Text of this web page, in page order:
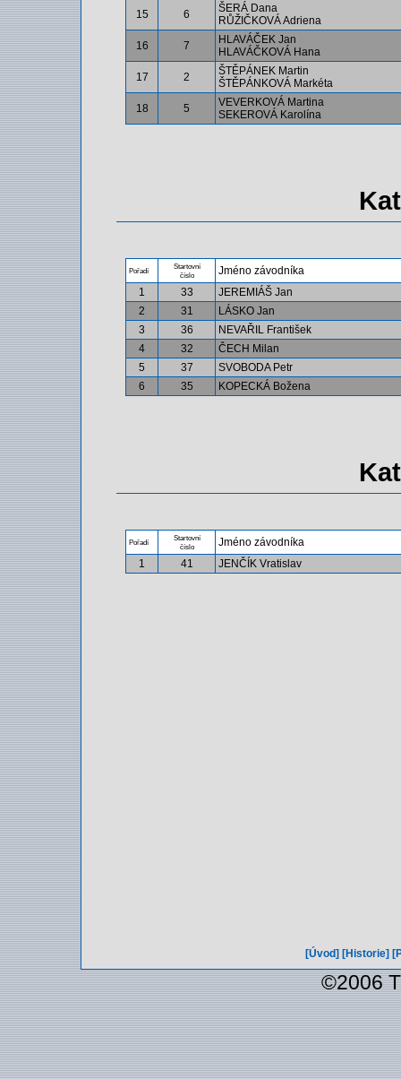
15
6
ŠERÁ Dana
RŮŽIČKOVÁ Adriena
16
7
HLAVÁČEK Jan
HLAVÁČKOVÁ Hana
17
2
ŠTĚPÁNEK Martin
ŠTĚPÁNKOVÁ Markéta
18
5
VEVERKOVÁ Martina
SEKEROVÁ Karolína
Pořadí
Startovní
číslo
Jméno závodníka
1
33
JEREMIÁŠ Jan
2
31
LÁSKO Jan
3
36
NEVAŘIL František
4
32
ČECH Milan
5
37
SVOBODA Petr
6
35 KOPECKÁ Božena
Pořadí
Startovní
číslo
Jméno závodníka
1
41 JENČÍK Vratislav
[Úvod] [Historie]
©2006